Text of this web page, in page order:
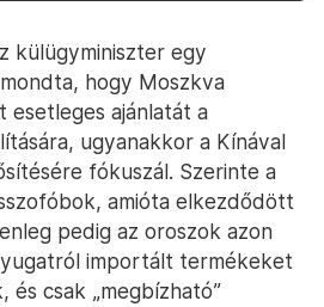
külügyminiszter egy
hogy Moszkva
esetleges ajánlatát a
ugyanakkor a Kínával
fókuszál. Szerinte a
amióta elkezdődött
pedig az oroszok azon
importált termékeket
csak „megbízható”